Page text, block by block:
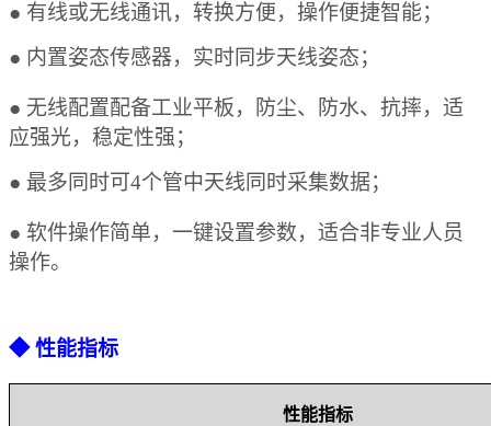
● 有线或无线通讯，转换方便，操作便捷智能；
● 内置姿态传感器，实时同步天线姿态；
● 无线配置配备工业平板，防尘、防水、抗摔，适
应强光，稳定性强；
● 最多同时可4个管中天线同时采集数据；
● 软件操作简单，一键设置参数，适合非专业人员
操作。
◆ 性能指标
性能指标